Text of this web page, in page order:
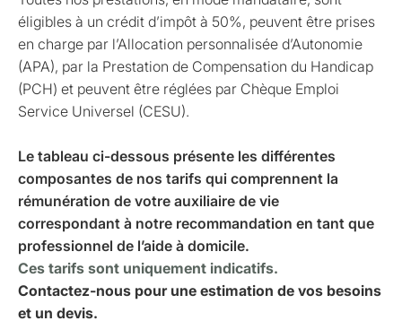
éligibles à un crédit d’impôt à 50%, peuvent être prises
en charge par l’Allocation personnalisée d’Autonomie
(APA), par la Prestation de Compensation du Handicap
(PCH) et peuvent être réglées par Chèque Emploi
Service Universel (CESU).
Le tableau ci-dessous présente les différentes
composantes de nos tarifs qui comprennent la
rémunération de votre auxiliaire de vie
correspondant à notre recommandation en tant que
professionnel de l’aide à domicile.
Ces tarifs sont uniquement indicatifs.
Contactez-nous pour une estimation de vos besoins
et un devis.